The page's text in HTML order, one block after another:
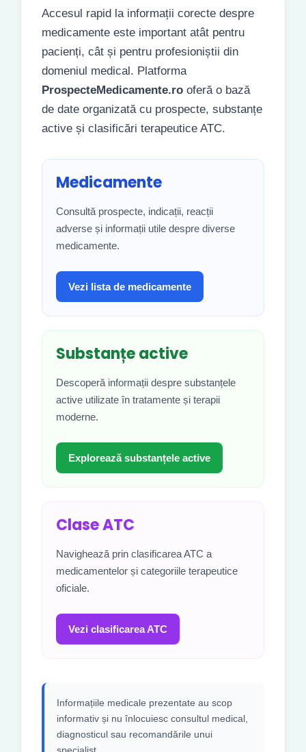
Accesul rapid la informații corecte despre
medicamente este important atât pentru
pacienți, cât și pentru profesioniștii din
domeniul medical. Platforma
ProspecteMedicamente.ro oferă o bază
de date organizată cu prospecte, substanțe
active și clasificări terapeutice ATC.
Medicamente
Consultă prospecte, indicații, reacții
adverse și informații utile despre diverse
medicamente.
Vezi lista de medicamente
Substanțe active
Descoperă informații despre substanțele
active utilizate în tratamente și terapii
moderne.
Explorează substanțele active
Clase ATC
Navighează prin clasificarea ATC a
medicamentelor și categoriile terapeutice
oficiale.
Vezi clasificarea ATC
Informațiile medicale prezentate au scop
informativ și nu înlocuiesc consultul medical,
diagnosticul sau recomandările unui